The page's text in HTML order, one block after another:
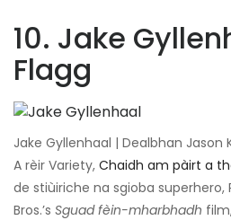
10. Jake
Flagg
Jake Gyllenhaal | Dealbhan
A rèir Variety, Chaidh am pàirt a
de stiùiriche na sgioba superhero,
Bros.’s Sguad fèin-mharbhadh